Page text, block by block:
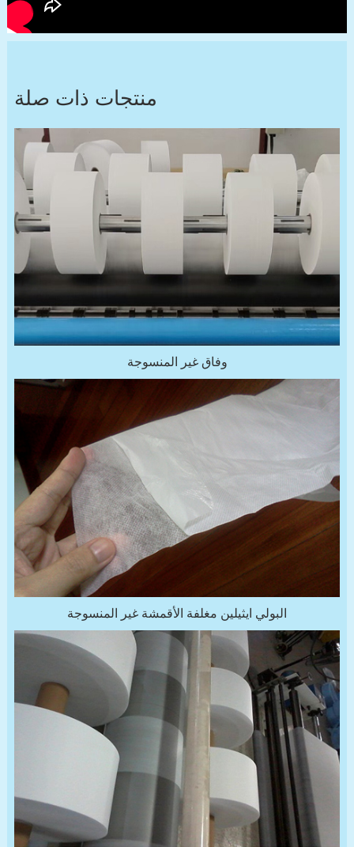
منتجات ذات صلة
وفاق غير المنسوجة
البولي ايثيلين مغلفة الأقمشة غير المنسوجة